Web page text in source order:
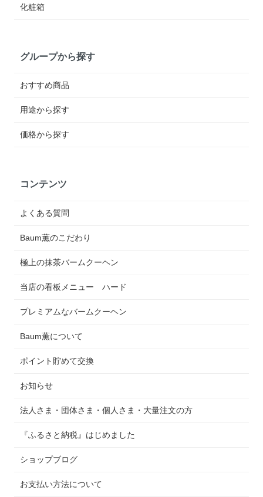
化粧箱
グループから探す
おすすめ商品
用途から探す
価格から探す
コンテンツ
よくある質問
Baum薫のこだわり
極上の抹茶バームクーヘン
当店の看板メニュー ハード
プレミアムなバームクーヘン
Baum薫について
ポイント貯めて交換
お知らせ
法人さま・団体さま・個人さま・大量注文の方
『ふるさと納税』はじめました
ショップブログ
お支払い方法について